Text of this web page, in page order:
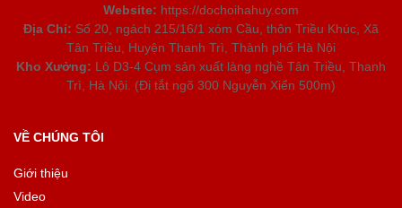
Website: https://dochoihahuy.com
Địa Chỉ: Số 20, ngách 215/16/1 xóm Cầu, thôn Triều Khúc, Xã
Tân Triều, Huyện Thanh Trì, Thành phố Hà Nội
Kho Xưởng: Lô D3-4 Cụm sản xuất làng nghề Tân Triều, Thanh
Trì, Hà Nội. (Đi tắt ngõ 300 Nguyễn Xiển 500m)
VỀ CHÚNG TÔI
Giới thiệu
Video